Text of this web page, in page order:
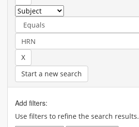
Start a new search
Add filters:
Use filters to refine the search results.